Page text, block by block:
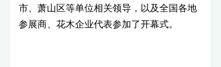
市、萧山区等单位相关领导，以及全国各地
参展商、花木企业代表参加了开幕式。